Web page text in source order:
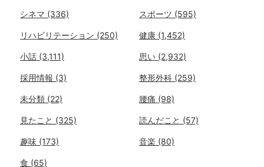
シネマ (336) スポーツ (595)
リハビリテーション (250) 健康 (1,452)
小話 (3,111) 思い (2,932)
採用情報 (3) 整形外科 (259)
未分類 (22) 腰痛 (98)
見たこと (325) 読んだこと (57)
趣味 (173) 音楽 (80)
食 (65)